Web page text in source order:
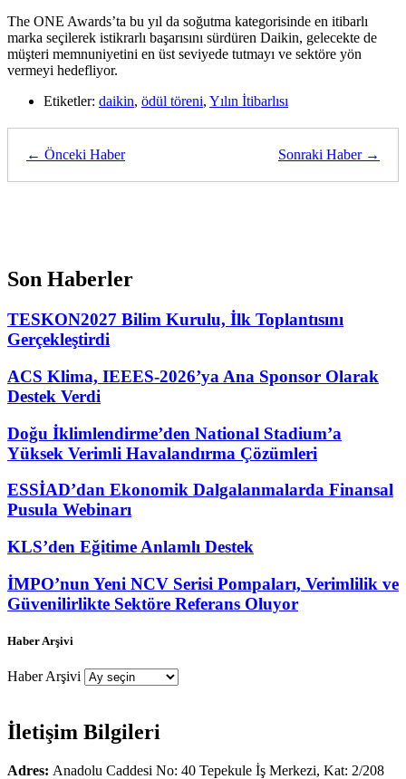
The ONE Awards’ta bu yıl da soğutma kategorisinde en itibarlı
marka seçilerek istikrarlı başarısını sürdüren Daikin, gelecekte de
müşteri memnuniyetini en üst seviyede tutmayı ve sektöre yön
vermeyi hedefliyor.
Etiketler: daikin, ödül töreni, Yılın İtibarlısı
← Önceki Haber Sonraki Haber →
Son Haberler
TESKON2027 Bilim Kurulu, İlk Toplantısını
Gerçekleştirdi
ACS Klima, IEEES-2026’ya Ana Sponsor Olarak
Destek Verdi
Doğu İklimlendirme’den National Stadium’a
Yüksek Verimli Havalandırma Çözümleri
ESSİAD’dan Ekonomik Dalgalanmalarda Finansal
Pusula Webinarı
KLS’den Eğitime Anlamlı Destek
İMPO’nun Yeni NCV Serisi Pompaları, Verimlilik ve
Güvenilirlikte Sektöre Referans Oluyor
Haber Arşivi
Haber Arşivi
İletişim Bilgileri
Adres: Anadolu Caddesi No: 40 Tepekule İş Merkezi, Kat: 2/208